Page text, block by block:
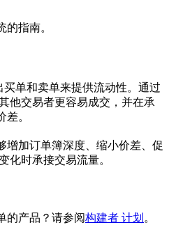
的指南。
单和卖单来提供流动性。通过
他交易者更容易成交，并在承
。
增加订单簿深度、缩小价差、促
化时承接交易流量。
的产品？请参阅构建者 计划 。